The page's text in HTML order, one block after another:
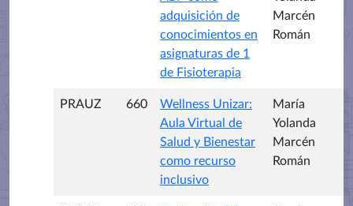
adquisición de
conocimientos en
asignaturas de 1
de Fisioterapia
Marcén
Román
PRAUZ 660
Wellness Unizar:
Aula Virtual de
Salud y Bienestar
como recurso
inclusivo
María
Yolanda
Marcén
Román